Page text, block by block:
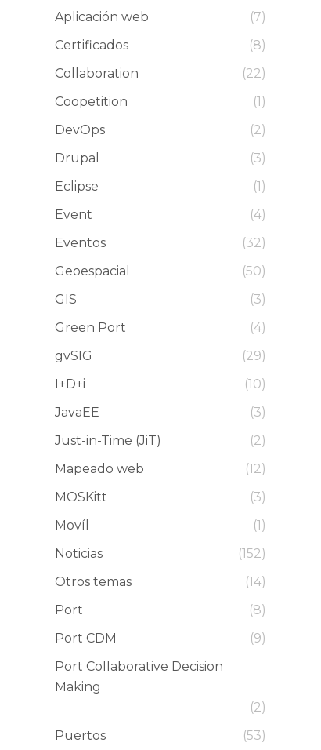
Aplicación web
(7)
Certificados
(8)
Collaboration
(22)
Coopetition
(1)
DevOps
(2)
Drupal
(3)
Eclipse
(1)
Event
(4)
Eventos
(32)
Geoespacial
(50)
GIS
(3)
Green Port
(4)
gvSIG
(29)
I+D+i
(10)
JavaEE
(3)
Just-in-Time (JiT)
(2)
Mapeado web
(12)
MOSKitt
(3)
Movíl
(1)
Noticias
(152)
Otros temas
(14)
Port
(8)
Port CDM
(9)
Port Collaborative Decision
Making
(2)
Puertos
(53)